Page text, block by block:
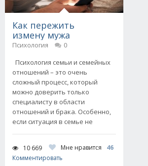
Как пережить
измену мужа
Психология
0
Психология семьи и семейных
отношений – это очень
сложный процесс, который
можно доверить только
специалисту в области
отношений и брака. Особенно,
если ситуация в семье не
10 669 Мне нравится
46
Комментировать